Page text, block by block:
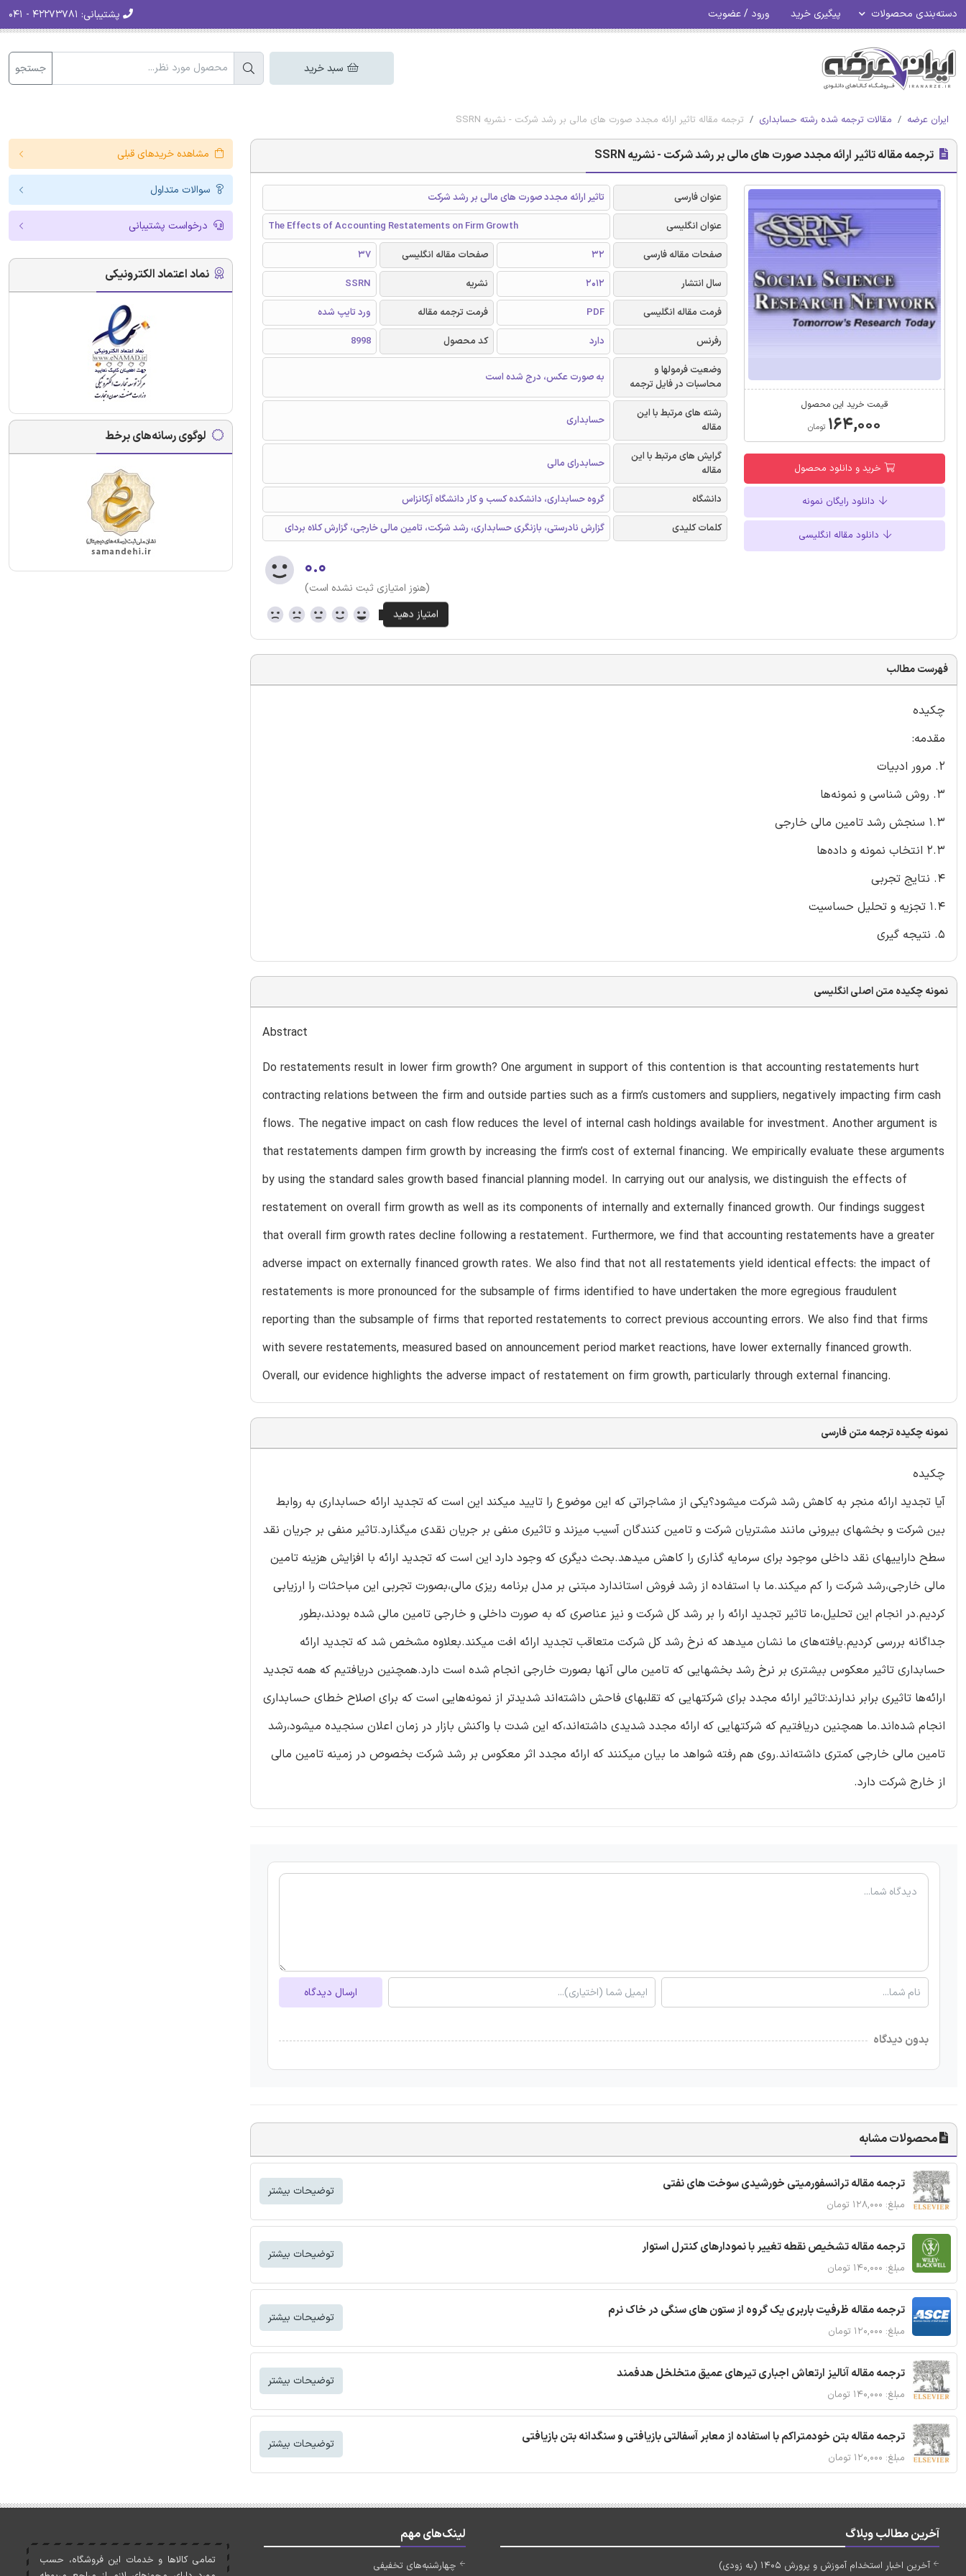
دسته‌بندی محصولات پیگیری خرید ورود / عضویت پشتیبانی:
سبد خرید جستجو
ایران عرضه مقالات ترجمه شده رشته حسابداری ترجمه مقاله تاثیر ارائه مجدد صورت های مالی بر رشد شرکت - نشریه SSRN
ترجمه مقاله تاثیر ارائه مجدد صورت های مالی بر رشد شرکت - نشریه SSRN
قیمت خرید این محصول
۱۶۴,۰۰۰ تومان
خرید و دانلود محصول
دانلود رایگان نمونه
دانلود مقاله انگلیسی
عنوان فارسی
تاثیر ارائه مجدد صورت های مالی بر رشد شرکت
عنوان انگلیسی
The Effects of Accounting Restatements on Firm Growth
صفحات مقاله فارسی
32 صفحات مقاله انگلیسی
37
سال انتشار
2012 نشریه
SSRN
فرمت مقاله انگلیسی
PDF فرمت ترجمه مقاله
ورد تایپ شده
رفرنس
دارد کد محصول
8998
وضعیت فرمولها و
محاسبات در فایل ترجمه
به صورت عکس، درج شده است
رشته های مرتبط با این
مقاله
حسابداری
گرایش های مرتبط با این
مقاله
حسابدرای مالی
دانشگاه
گروه حسابداری، دانشکده کسب و کار دانشگاه آرکانزاس
کلمات کلیدی
گزارش نادرستی، بازنگری حسابداری، رشد شركت، تامين مالی خارجی، گزارش کلاه بردای
۰.۰
(هنوز امتیازی ثبت نشده است)
فهرست مطالب
چکیده
مقدمه:
2. مرور ادبیات
3. روش شناسی و نمونه‌ها
1.3 سنجش رشد تامین مالی خارجی
2.3 انتخاب نمونه و داده‌ها
4. نتایج تجربی
1.4 تجزیه و تحلیل حساسیت
5. نتیجه گیری
نمونه چکیده متن اصلی انگلیسی
Abstract
Do restatements result in lower firm growth? One argument in support of this contention is that accounting restatements hurt
contracting relations between the firm and outside parties such as a firm’s customers and suppliers, negatively impacting firm cash
flows. The negative impact on cash flow reduces the level of internal cash holdings available for investment. Another argument is
that restatements dampen firm growth by increasing the firm’s cost of external financing. We empirically evaluate these arguments
by using the standard sales growth based financial planning model. In carrying out our analysis, we distinguish the effects of
restatement on overall firm growth as well as its components of internally and externally financed growth. Our findings suggest
that overall firm growth rates decline following a restatement. Furthermore, we find that accounting restatements have a greater
adverse impact on externally financed growth rates. We also find that not all restatements yield identical effects: the impact of
restatements is more pronounced for the subsample of firms identified to have undertaken the more egregious fraudulent
reporting than the subsample of firms that reported restatements to correct previous accounting errors. We also find that firms
with severe restatements, measured based on announcement period market reactions, have lower externally financed growth.
Overall, our evidence highlights the adverse impact of restatement on firm growth, particularly through external financing.
نمونه چکیده ترجمه متن فارسی
چکیده
آیا تجدید ارائه منجر به کاهش رشد شرکت میشود؟یکی از مشاجراتی که این موضوع را تایید میکند این است که تجدید ارائه حسابداری به روابط
بین شرکت و بخشهای بیرونی مانند مشتریان شرکت و تامین کنندگان آسیب میزند و تاثیری منفی بر جریان نقدی میگذارد.تاثیر منفی بر جریان نقد
سطح داراییهای نقد داخلی موجود برای سرمایه گذاری را کاهش میدهد.بحث دیگری که وجود دارد این است که تجدید ارائه با افزایش هزینه تامین
مالی خارجی،رشد شرکت را کم میکند.ما با استفاده از رشد فروش استاندارد مبتنی بر مدل برنامه ریزی مالی،بصورت تجربی این مباحثات را ارزیابی
کردیم.در انجام این تحلیل،ما تاثیر تجدید ارائه را بر رشد کل شرکت و نیز عناصری که به صورت داخلی و خارجی تامین مالی شده بودند،بطور
جداگانه بررسی کردیم.یافته‌های ما نشان میدهد که نرخ رشد کل شرکت متعاقب تجدید ارائه افت میکند.بعلاوه مشخص شد که تجدید ارائه
حسابداری تاثیر معکوس بیشتری بر نرخ رشد بخشهایی که تامین مالی آنها بصورت خارجی انجام شده است دارد.همچنین دریافتیم که همه تجدید
ارائه‌ها تاثیری برابر ندارند:تاثیر ارائه مجدد برای شرکتهایی که تقلبهای فاحش داشته‌اند شدیدتر از نمونه‌هایی است که برای اصلاح خطای حسابداری
انجام شده‌اند.ما همچنین دریافتیم که شرکتهایی که ارائه مجدد شدیدی داشته‌اند،که این شدت با واکنش بازار در زمان اعلان سنجیده میشود،رشد
تامین مالی خارجی کمتری داشته‌اند.روی هم رفته شواهد ما بیان میکنند که ارائه مجدد اثر معکوس بر رشد شرکت بخصوص در زمینه تامین مالی
از خارج شرکت دارد.
ارسال دیدگاه
بدون دیدگاه
محصولات مشابه
ترجمه مقاله ترانسفورمیتی خورشیدی سوخت های نفتی
مبلغ: ۱۲۸,۰۰۰ تومان
توضیحات بیشتر
ترجمه مقاله تشخیص نقطه تغییر با نمودارهای کنترل استوار
مبلغ: ۱۴۰,۰۰۰ تومان
توضیحات بیشتر
ترجمه مقاله ظرفیت باربری یک گروه از ستون های سنگی در خاک نرم
مبلغ: ۱۲۰,۰۰۰ تومان
توضیحات بیشتر
ترجمه مقاله آنالیز ارتعاش اجباری تیرهای عمیق متخلخل هدفمند
مبلغ: ۱۴۰,۰۰۰ تومان
توضیحات بیشتر
ترجمه مقاله بتن خودمتراکم با استفاده از معابر آسفالتی بازیافتی و سنگدانه بتن بازیافتی
مبلغ: ۱۲۰,۰۰۰ تومان
توضیحات بیشتر
مشاهده خریدهای قبلی
سوالات متداول
درخواست پشتیبانی
نماد اعتماد الکترونیکی
لوگوی رسانه‌های برخط
آخرین مطالب وبلاگ
آخرین اخبار استخدام آموزش و پرورش 1405 (به زودی)
لینک‌های مهم
چهارشنبه‌های تخفیفی
تمامی کالاها و خدمات اين فروشگاه، حسب